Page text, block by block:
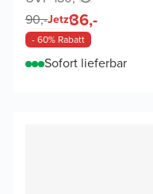
90,-Jetzt36,-
- 60% Rabatt
Sofort lieferbar